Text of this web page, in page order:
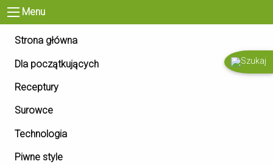
Menu
Strona główna
Dla początkujących
Receptury
Surowce
Technologia
Piwne style